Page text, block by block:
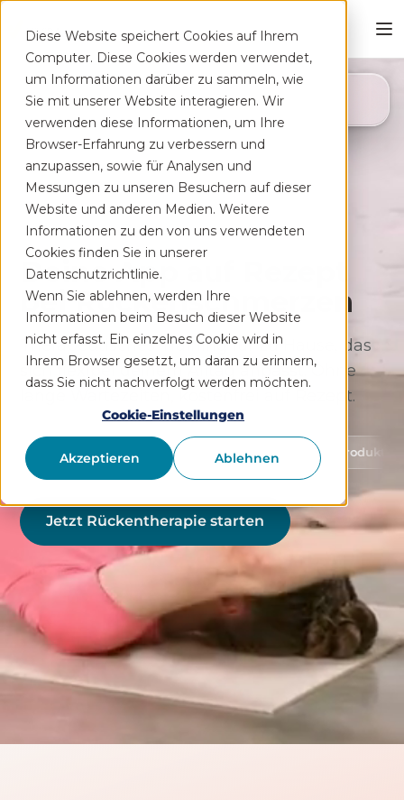
Diese Website speichert Cookies auf Ihrem
Computer. Diese Cookies werden verwendet,
um Informationen darüber zu sammeln, wie
Sie mit unserer Website interagieren. Wir
verwenden diese Informationen, um Ihre
Browser-Erfahrung zu verbessern und
anzupassen, sowie für Analysen und
Messungen zu unseren Besuchern auf dieser
Website und anderen Medien. Weitere
Informationen zu den von uns verwendeten
Cookies finden Sie in unserer
Datenschutzrichtlinie.
Wenn Sie ablehnen, werden Ihre
Informationen beim Besuch dieser Website
nicht erfasst. Ein einzelnes Cookie wird in
Ihrem Browser gesetzt, um daran zu erinnern,
dass Sie nicht nachverfolgt werden möchten.
Cookie-Einstellungen
Akzeptieren Ablehnen
Deine App auf Rezept
bei Rücken­schmerzen
Therapeutisches Training für zu Hause, das
sich flexibel deinem Alltag anpasst. Ohne
lange Wartezeiten, kostenfrei auf Rezept.
von Gesundheitsdaten Medizinprodukt Klasse 1
Jetzt Rückentherapie starten